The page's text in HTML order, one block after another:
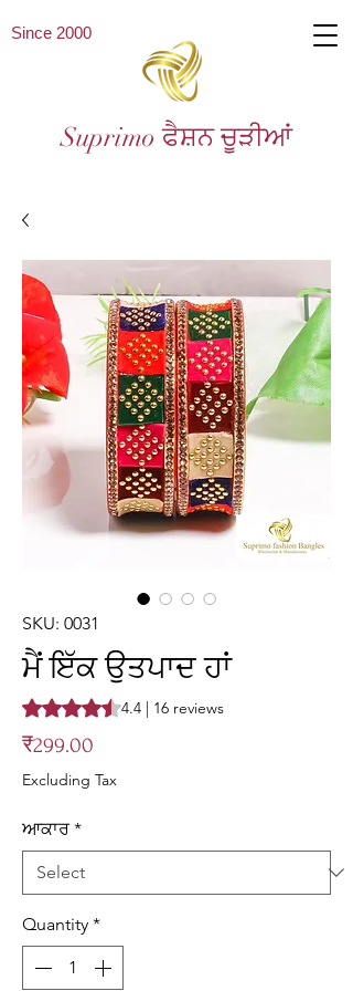
Since 2000
Suprimo ਫੈਸ਼ਨ ਚੂੜੀਆਂ
SKU: 0031
ਮੈਂ ਇੱਕ ਉਤਪਾਦ ਹਾਂ
Rating is 4.4 out of five stars based on 16
4.4 | 16 reviews
₹299.00
Excluding Tax
ਆਕਾਰ *
Quantity *